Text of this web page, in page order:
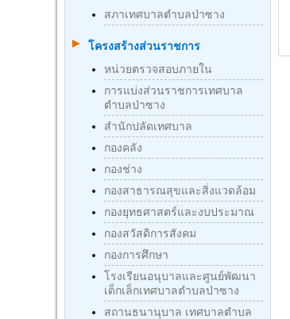
สภาเทศบาลตำบลป่าซาง
โครงสร้างส่วนราชการ
หน่วยตรวจสอบภายใน
การแบ่งส่วนราชการเทศบาล
ตำบลป่าซาง
สำนักปลัดเทศบาล
กองคลัง
กองช่าง
กองสาธารณสุขและสิ่งแวดล้อม
กองยุทธศาสตร์และงบประมาณ
กองสวัสดิการสังคม
กองการศึกษา
โรงเรียนอนุบาลและศูนย์พัฒนา
เด็กเล็กเทศบาลตำบลป่าซาง
สถานธนานุบาล เทศบาลตำบล